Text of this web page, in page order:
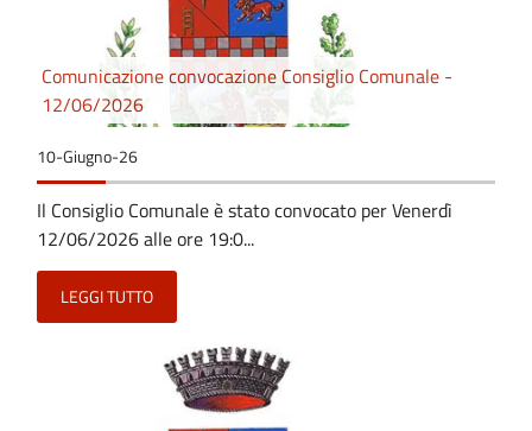
Comunicazione convocazione Consiglio Comunale -
12/06/2026
10-Giugno-26
Il Consiglio Comunale è stato convocato per Venerdì
12/06/2026 alle ore 19:0...
LEGGI TUTTO